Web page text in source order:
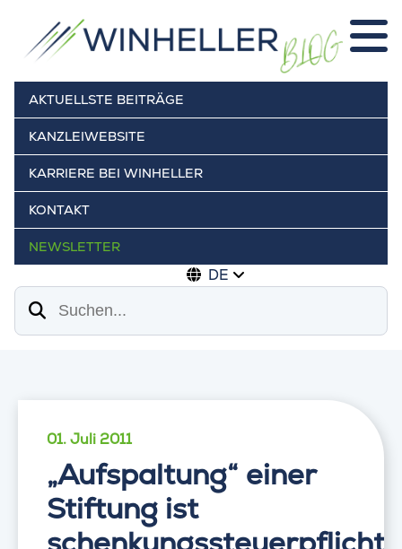
AKTUELLSTE BEITRÄGE
KANZLEIWEBSITE
KARRIERE BEI WINHELLER
KONTAKT
NEWSLETTER
DE
Suchen
01. Juli 2011
„Aufspaltung“ einer
Stiftung ist